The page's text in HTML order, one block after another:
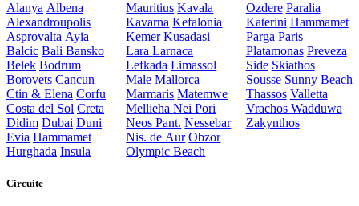
Alanya Albena
Alexandroupolis
Asprovalta Ayia
Balcic Bali Bansko
Belek Bodrum
Borovets Cancun
Ctin & Elena Corfu
Costa del Sol Creta
Didim Dubai Duni
Evia Hammamet
Hurghada Insula
Mauritius Kavala
Kavarna Kefalonia
KemerKusadasi
LaraLarnaca
Lefkada Limassol
Male Mallorca
Marmaris Matemwe
MelliehaNei Pori
Neos Pant. Nessebar
Nis. de Aur Obzor
Olympic Beach
Ozdere Paralia
Katerini Hammamet
Parga Paris
Platamonas Preveza
Side Skiathos
Sousse Sunny Beach
Thassos Valletta
Vrachos Wadduwa
Zakynthos
Circuite